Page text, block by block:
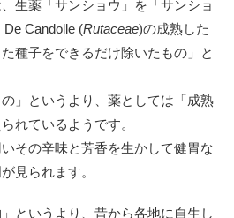
生薬「サンショウ」を「サンショ
De Candolle (Rutaceae)の成熟した
種子をできるだけ除いたもの 」と
」というより、薬としては「成熟
れているようです。
その辛味と芳香を生かして健胃な
見られます。
というより、昔から各地に自生し